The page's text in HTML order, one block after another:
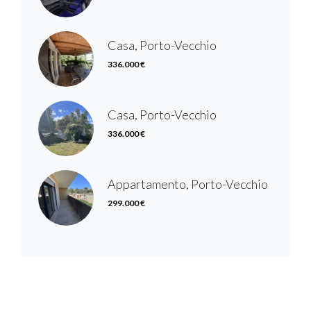
Casa, Porto-Vecchio
336.000 €
Casa, Porto-Vecchio
336.000 €
Appartamento, Porto-Vecchio
299.000 €